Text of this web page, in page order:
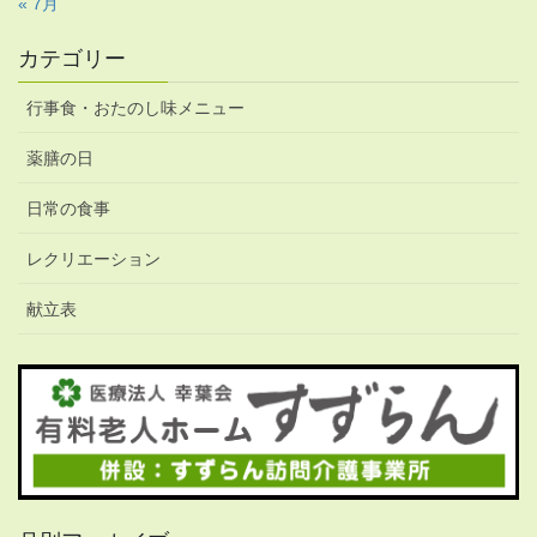
« 7月
カテゴリー
行事食・おたのし味メニュー
薬膳の日
日常の食事
レクリエーション
献立表